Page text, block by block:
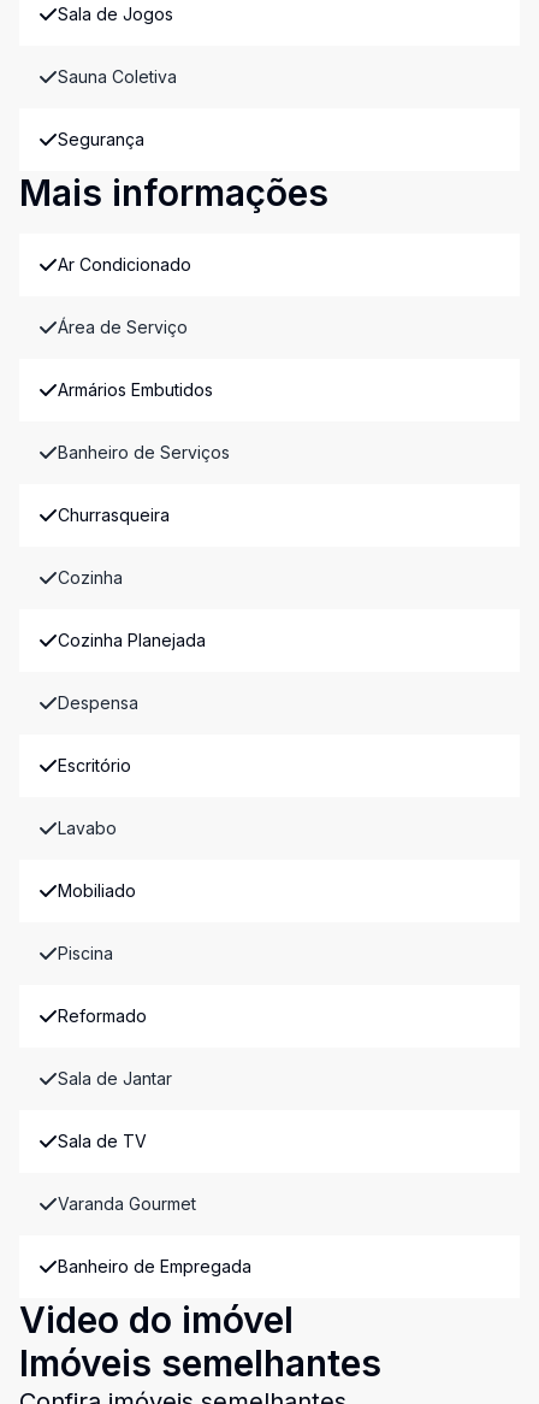
Sala de Jogos
Sauna Coletiva
Segurança
Mais informações
Ar Condicionado
Área de Serviço
Armários Embutidos
Banheiro de Serviços
Churrasqueira
Cozinha
Cozinha Planejada
Despensa
Escritório
Lavabo
Mobiliado
Piscina
Reformado
Sala de Jantar
Sala de TV
Varanda Gourmet
Banheiro de Empregada
Video do imóvel
Imóveis semelhantes